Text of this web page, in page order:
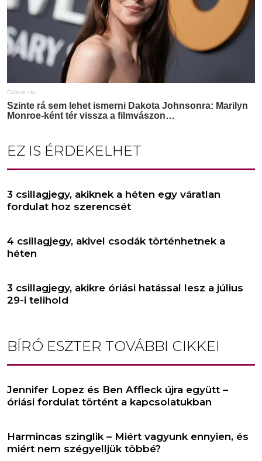
EZ IS ÉRDEKELHET
3 csillagjegy, akiknek a héten egy váratlan
fordulat hoz szerencsét
4 csillagjegy, akivel csodák történhetnek a
héten
3 csillagjegy, akikre óriási hatással lesz a július
29-i telihold
BÍRÓ ESZTER TOVÁBBI CIKKEI
Jennifer Lopez és Ben Affleck újra együtt –
óriási fordulat történt a kapcsolatukban
Harmincas szinglik – Miért vagyunk ennyien, és
miért nem szégyelljük többé?